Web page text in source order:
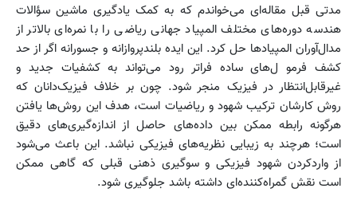
مدتی قبل مقاله‌ای می‌خواندم که به کمک یادگیری ماشین سؤالات
هندسه دوره‌های مختلف المپیاد جهانی ریاضی را با نمره‌ای بالاتر از
مدال‌آوران المپیادها حل کرد. این ایده بلندپروازانه و جسورانه اگر از حد
کشف فرمو ل‌های ساده فراتر رود می‌تواند به کشفیات جدید و
غیرقابل‌انتظار در فیزیک منجر شود. چون بر خلاف فیزیک‌دانان که
روش کارشان ترکیب شهود و ریاضیات است، هدف این روش‌ها یافتن
هرگونه رابطه ممکن بین داده‌های حاصل از اندازه‌گیری‌های دقیق
است؛ هرچند به زیبایی نظریه‌های فیزیکی نباشد. این باعث می‌شود
از واردکردن شهود فیزیکی و سوگیری ذهنی قبلی که گاهی ممکن
است نقش گمراه‌کننده‌ای داشته باشد جلوگیری شود.